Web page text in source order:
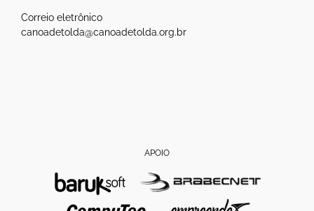
Correio eletrônico
canoadetolda@canoadetolda.org.br
APOIO